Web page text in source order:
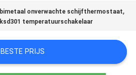
bimetaal onverwachte schijfthermostaat,
ksd301 temperatuurschakelaar
BESTE PRIJS